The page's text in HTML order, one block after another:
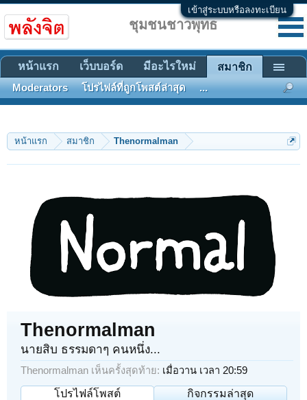
เข้าสู่ระบบหรือลงทะเบียน
หน้าแรก สมาชิก Thenormalman
Thenormalman
นายสิบ ธรรมดาๆ คนหนึ่ง...
Thenormalman เห็นครั้งสุดท้าย: เมื่อวาน เวลา 20:59
โปรไฟล์โพสต์
กิจกรรมล่าสุด
ชุมชนชาวพุทธ
หน้าแรก เว็บบอร์ด มีอะไรใหม่ สมาชิก
Moderators โปรไฟล์ที่ถูกโพสต์ล่าสุด ...